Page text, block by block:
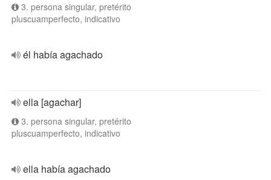
3. persona singular, pretérito
pluscuamperfecto, indicativo
él había agachado
ella [agachar]
3. persona singular, pretérito
pluscuamperfecto, indicativo
ella había agachado